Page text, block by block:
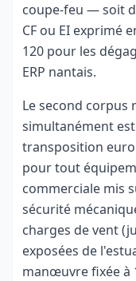
coupe-feu — soit
CF ou EI exprimé
120 pour les
ERP nantais.
Le second
simultanément
transposition
pour tout
commerciale mis
sécurité
charges de vent
exposées de
manœuvre fixée à